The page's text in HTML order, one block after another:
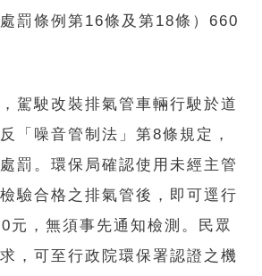
處罰條例第16條及第18條）660
駕駛改裝排氣管車輛行駛於道
「噪音管制法」第8條規定，
罰。環保局確認使用未經主管
驗合格之排氣管後，即可逕行
元，無須事先通知檢測。民眾
，可至行政院環保署認證之機